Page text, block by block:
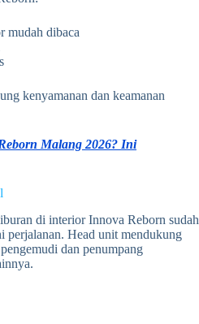
mudah dibaca
kenyamanan dan keamanan
Malang 2026? Ini
di interior Innova Reborn sudah
perjalanan. Head unit mendukung
dan penumpang